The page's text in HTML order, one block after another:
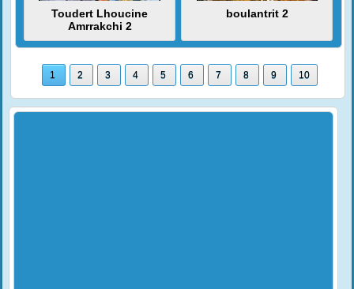
Toudert Lhoucine
Amrrakchi 2
boulantrit 2
1 2 3 4 5 6 7 8 9 10